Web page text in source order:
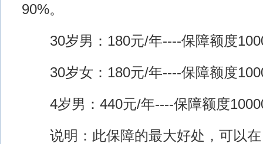
90%。
30岁男：180元/年----保障额度
30岁女：180元/年----保障额度
4岁男：440元/年----保障额度
说明：此保障的最大好处，可以在